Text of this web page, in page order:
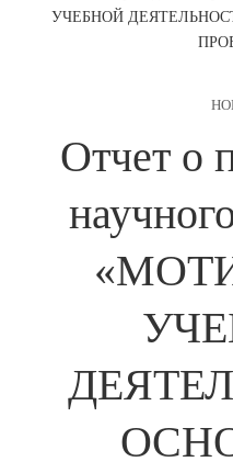
УЧЕБНОЙ
Отчет о